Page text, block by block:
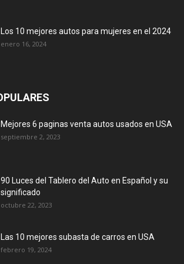
Los 10 mejores autos para mujeres en el 2024
enero 16, 2024
Mejores 6 paginas venta autos usados en USA
septiembre 2, 2023
90 Luces del Tablero del Auto en Español y su
significado
octubre 22, 2023
Las 10 mejores subasta de carros en USA
febrero 19, 2024